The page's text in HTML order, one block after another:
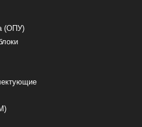
(ОПУ)